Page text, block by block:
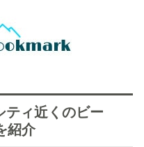
ティ近くのビー
紹介